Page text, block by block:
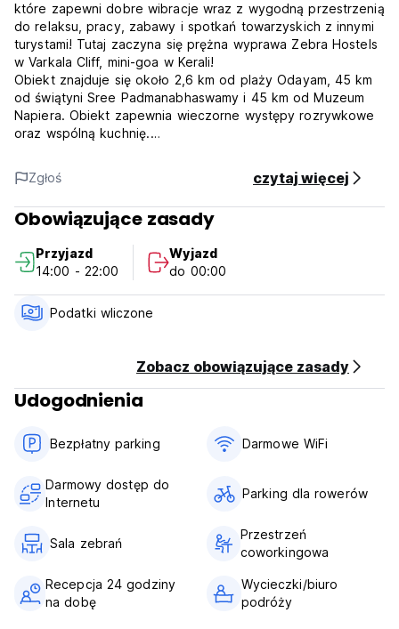
które zapewni dobre wibracje wraz z wygodną przestrzenią
do relaksu, pracy, zabawy i spotkań towarzyskich z innymi
turystami! Tutaj zaczyna się prężna wyprawa Zebra Hostels
w Varkala Cliff, mini-goa w Kerali!
Obiekt znajduje się około 2,6 km od plaży Odayam, 45 km
od świątyni Sree Padmanabhaswamy i 45 km od Muzeum
Napiera. Obiekt zapewnia wieczorne występy rozrywkowe
oraz wspólną kuchnię.
niektóre pokoje obejmują kuchnię z lodówką.
Popularne atrakcje w pobliżu hostelu to plaża Aaliyirakkm,
klif Varkala i świątynia Janardhanaswamy.
***Zasady pobytu***
przypadku późnego anulowania rezerwacji lub
niepojawienia się Gościa w obiekcie pobierana jest opłata
za pierwszą noc pobytu.
Zameldowanie odbywa się w godzinach od 14:00 do 22:00.
Podatki nie są wliczone w cenę - 12%
Godzina policyjna nie obowiązuje. (Auto-translated from
Zgłoś czytaj więcej
Obowiązujące zasady
Przyjazd
14:00 - 22:00
Wyjazd
do 00:00
Podatki wliczone
Zobacz obowiązujące zasady
Udogodnienia
Bezpłatny parking Darmowe WiFi
Darmowy dostęp do
Internetu
Parking dla rowerów
Sala zebrań
Przestrzeń
coworkingowa
Recepcja 24 godziny
na dobę
Wycieczki/biuro
podróży